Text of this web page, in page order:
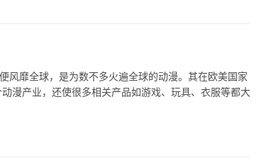
风靡全球，是为数不多火遍全球的动漫。其在欧美国家
漫产业，还使很多相关产品如游戏、玩具、衣服等都大